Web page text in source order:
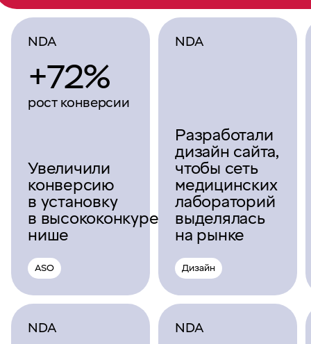
NDA
+72%
рост конверсии
Увеличили
конверсию
в установку
в высококонкурентной
нише
ASO
NDA
Разработали
дизайн сайта,
чтобы сеть
медицинских
лабораторий
выделялась
на рынке
Дизайн
NDA NDA